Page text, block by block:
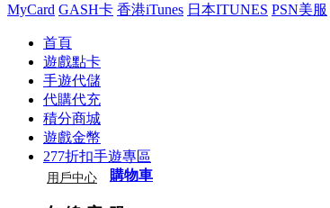
MyCard GASH卡 香港iTunes 日本ITUNES PSN美服
首頁
遊戲點卡
手遊代儲
代購代充
積分商城
遊戲金幣
277折扣手遊專區
用戶中心 購物車